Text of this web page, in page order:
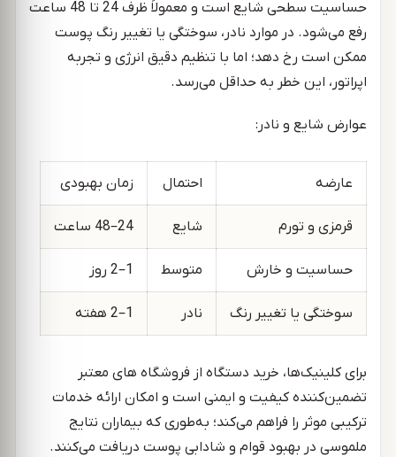
حساسیت سطحی شایع است و معمولاً ظرف 24 تا 48 ساعت
رفع می‌شود. در موارد نادر، سوختگی یا تغییر رنگ پوست
ممکن است رخ دهد؛ اما با تنظیم دقیق انرژی و تجربه
اپراتور، این خطر به حداقل می‌رسد.
عوارض شایع و نادر:
عارضه احتمال زمان بهبودی
قرمزی و تورم شایع 24–48 ساعت
حساسیت و خارش متوسط 1–2 روز
سوختگی یا تغییر رنگ نادر 1–2 هفته
برای کلینیک‌ها، خرید دستگاه از فروشگاه های معتبر
تضمین‌کننده کیفیت و ایمنی است و امکان ارائه خدمات
ترکیبی موثر را فراهم می‌کند؛ به‌طوری که بیماران نتایج
ملموسی در بهبود قوام و شادابی پوست دریافت می‌کنند.